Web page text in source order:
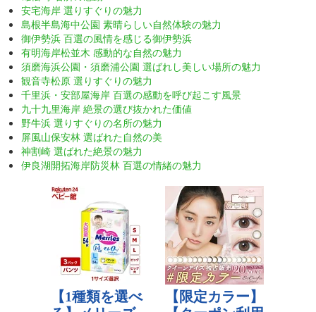
安宅海岸 選りすぐりの魅力
島根半島海中公園 素晴らしい自然体験の魅力
御伊勢浜 百選の風情を感じる御伊勢浜
有明海岸松並木 感動的な自然の魅力
須磨海浜公園・須磨浦公園 選ばれし美しい場所の魅力
観音寺松原 選りすぐりの魅力
千里浜・安部屋海岸 百選の感動を呼び起こす風景
九十九里海岸 絶景の選び抜かれた価値
野牛浜 選りすぐりの名所の魅力
屏風山保安林 選ばれた自然の美
神割崎 選ばれた絶景の魅力
伊良湖開拓海岸防災林 百選の情緒の魅力